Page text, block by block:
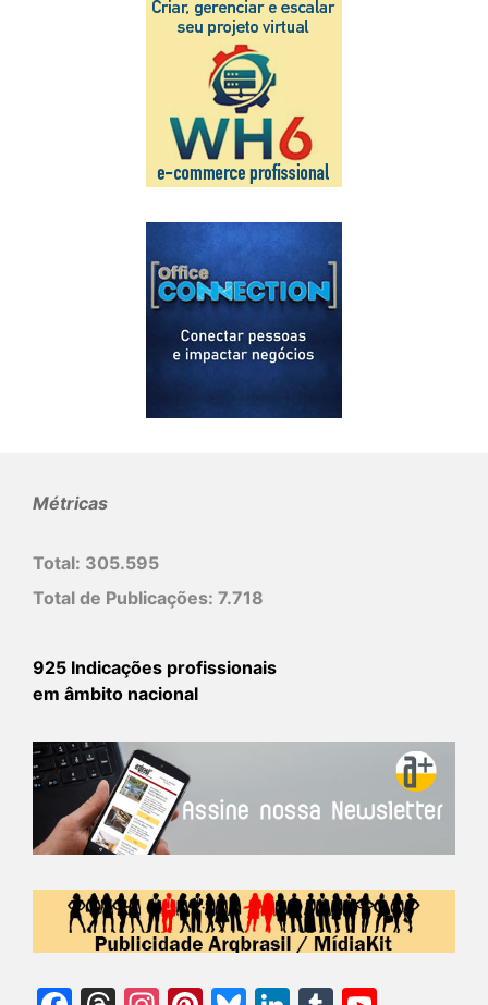
Métricas
Total: 305.595
Total de Publicações: 7.718
925 Indicações profissionais
em âmbito nacional